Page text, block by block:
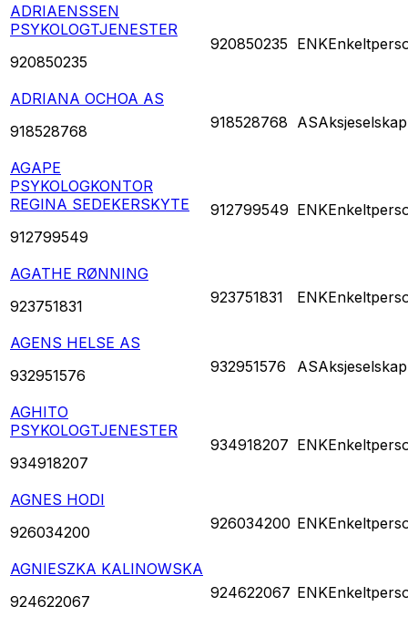
ADRIAENSSEN
PSYKOLOGTJENESTER
920850235
920850235 ENK
ADRIANA OCHOA AS
918528768
918528768 ASAksjeselskap
AGAPE
PSYKOLOGKONTOR
REGINA SEDEKERSKYTE
912799549
912799549 ENK
AGATHE RØNNING
923751831
923751831 ENK
AGENS HELSE AS
932951576
932951576 ASAksjeselskap
AGHITO
PSYKOLOGTJENESTER
934918207
934918207 ENK
AGNES HODI
926034200
926034200 ENK
AGNIESZKA KALINOWSKA
924622067
924622067 ENK